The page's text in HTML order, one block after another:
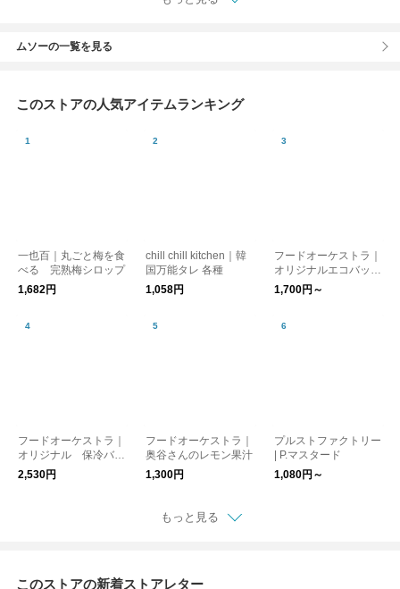
ムソーの一覧を見る
このストアの人気アイテムランキング
一也百｜丸ごと梅を食
べる 完熟梅シロップ
1,682円
chill chill kitchen｜韓
国万能タレ 各種
1,058円
フードオーケストラ｜
オリジナルエコバッグ
【ゆうパケット対応】
1,700円～
フードオーケストラ｜
オリジナル 保冷バッ
グ
2,530円
フードオーケストラ｜
奥谷さんのレモン果汁
1,300円
プルストファクトリー
| P.マスタード
1,080円～
もっと見る
このストアの新着ストアレター